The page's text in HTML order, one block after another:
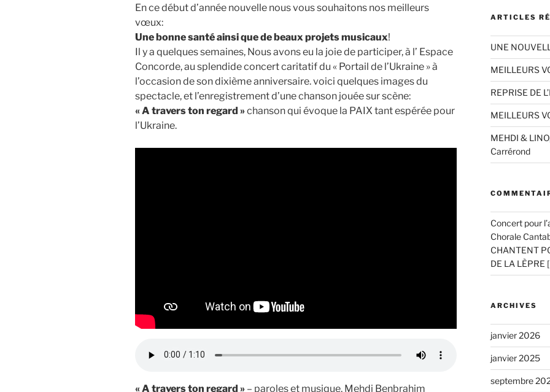
En ce début d’année nouvelle nous vous souhaitons nos meilleurs
vœux:
Une bonne santé ainsi que de beaux projets musicaux!
Il y a quelques semaines, Nous avons eu la joie de participer, à l’ Espace
Concorde, au splendide concert caritatif du « Portail de l’Ukraine » à
l’occasion de son dixième anniversaire. voici quelques images du
spectacle, et l’enregistrement d’une chanson jouée sur scène:
« A travers ton regard » chanson qui évoque la PAIX tant espérée pour
l’Ukraine.
« A travers ton regard » – paroles et musique, Mehdi Benbrahim
ARTICLES
UNE
MEILLEURS
REPRISE DE
MEILLEURS
MEHDI &
Carrérond
Concert pour
Chorale
CHANTENT
DE LA LÈPRE
ARCHIVES
janvier 2026
janvier 2025
septembre